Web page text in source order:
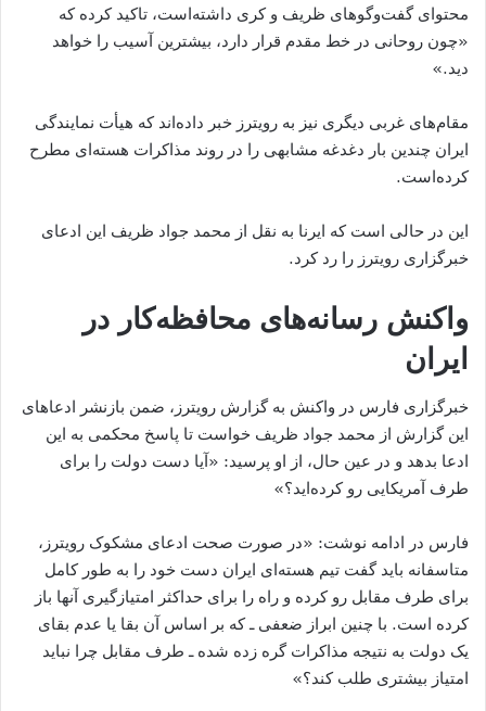
محتوای گفت‌و‌گوهای ظریف و کری داشته‌است، تاکید کرده که
«چون روحانی در خط مقدم قرار دارد، بیشترین آسیب را خواهد
دید.»
مقام‌های غربی دیگری نیز به رویترز خبر داده‌اند که هیأت نمایندگی
ایران چندین بار دغدغه مشابهی را در روند مذاکرات هسته‌ای مطرح
کرده‌است.
این در حالی است که ایرنا به نقل از محمد جواد ظریف این ادعای
خبرگزاری رویترز را رد کرد.
واکنش رسانه‌های محافظه‌کار در
ایران
خبرگزاری فارس در واکنش به گزارش رویترز، ضمن بازنشر ادعاهای
این گزارش از محمد جواد ظریف خواست تا پاسخ محکمی به این
ادعا بدهد و در عین حال، از او پرسید: «آیا دست دولت را برای
طرف آمریکایی رو کرده‌اید؟»
فارس در ادامه نوشت: «در صورت صحت ادعای مشکوک رویترز،
متاسفانه باید گفت تیم هسته‌ای ایران دست خود را به‌ طور کامل
برای طرف مقابل رو کرده و راه را برای حداکثر امتیازگیری آنها باز
کرده است. با چنین ابراز ضعفی ـ که بر اساس آن بقا یا عدم بقای
یک دولت به نتیجه مذاکرات گره زده شده ـ طرف مقابل چرا نباید
امتیاز بیشتری طلب کند؟»